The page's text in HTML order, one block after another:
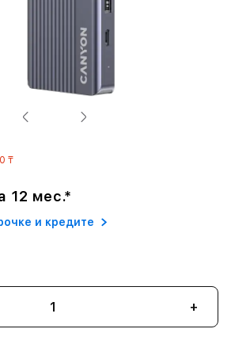
₸
12 мес.*
и кредите
+